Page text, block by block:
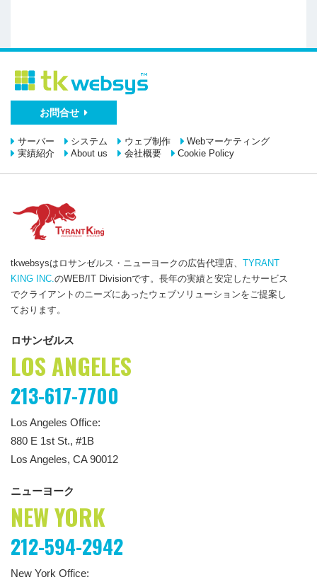
お問合せ
サーバー システム ウェブ制作
Webマーケティング
実績紹介
About us 会社概要 Cookie Policy
tkwebsysはロサンゼルス・ニューヨークの広告代理店、 TYRANT
KING INC. のWEB/IT Divisionです。長年の実績と安定したサービス
でクライアントのニーズにあったウェブソリューションをご提案し
ております。
ロサンゼルス
LOS ANGELES
213-617-7700
Los Angeles Office:
880 E 1st St., #1B
Los Angeles, CA 90012
ニューヨーク
NEW YORK
212-594-2942
New York Office: